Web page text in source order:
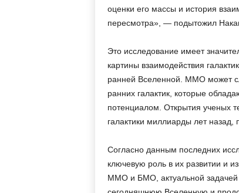
оценки его массы и история
пересмотра», — подытожил
Это исследование имеет
картины взаимодействия
ранней Вселенной. ММО может
ранних галактик, которые
потенциалом. Открытия ученых
галактики миллиарды лет
Согласно данным последних
ключевую роль в их развитии и
ММО и БМО, актуальной